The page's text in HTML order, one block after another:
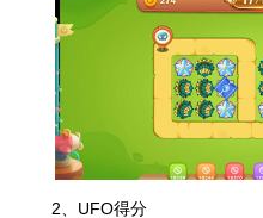
2、UFO得分